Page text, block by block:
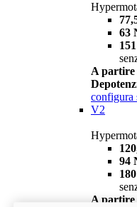
63
A partire
configura
V2
94
A partire